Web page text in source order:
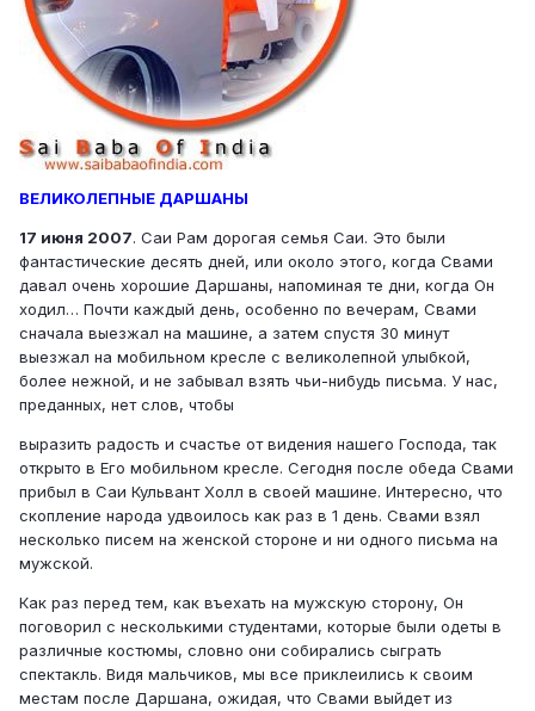
ВЕЛИКОЛЕПНЫЕ ДАРШАНЫ
17 июня 2007. Саи Рам дорогая семья Саи. Это были
фантастические десять дней, или около этого, когда Свами
давал очень хорошие Даршаны, напоминая те дни, когда Он
ходил… Почти каждый день, особенно по вечерам, Свами
сначала выезжал на машине, а затем спустя 30 минут
выезжал на мобильном кресле с великолепной улыбкой,
более нежной, и не забывал взять чьи-нибудь письма. У нас,
преданных, нет слов, чтобы
выразить радость и счастье от видения нашего Господа, так
открыто в Его мобильном кресле. Сегодня после обеда Свами
прибыл в Саи Кульвант Холл в своей машине. Интересно, что
скопление народа удвоилось как раз в 1 день. Свами взял
несколько писем на женской стороне и ни одного письма на
мужской.
Как раз перед тем, как въехать на мужскую сторону, Он
поговорил с несколькими студентами, которые были одеты в
различные костюмы, словно они собирались сыграть
спектакль. Видя мальчиков, мы все приклеились к своим
местам после Даршана, ожидая, что Свами выйдет из